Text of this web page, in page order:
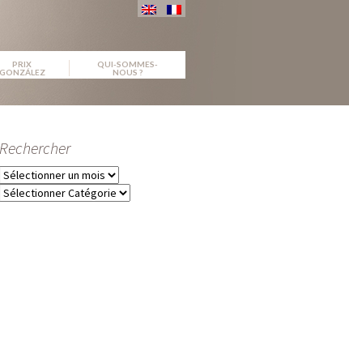
PRIX
GONZÁLEZ
QUI-SOMMES-
NOUS ?
Rechercher
Archives
Catégories